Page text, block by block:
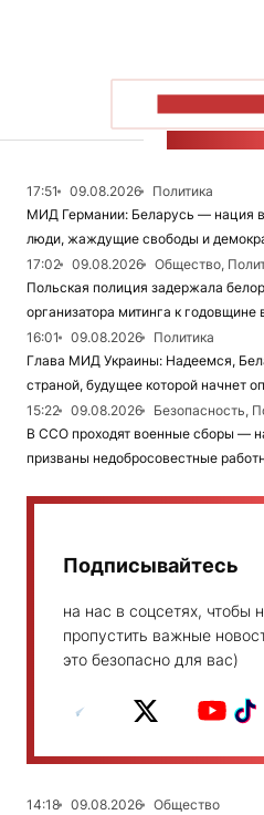
17:51 09.08.2026
Политика
МИД Германии: Беларусь — нация
люди, жаждущие свободы и
17:02
09.08.2026
Общество,
Польская полиция задержала
организатора митинга к
16:01
09.08.2026
Политика
Глава МИД Украины: Надеемся,
страной, будущее которой начнет
15:22
09.08.2026
Безопасность,
В ССО проходят военные сборы —
призваны недобросовестные
Подписывайтесь
на нас в соцсетях, чтобы
пропустить важные
это безопасно для вас)
14:18 09.08.2026
Общество